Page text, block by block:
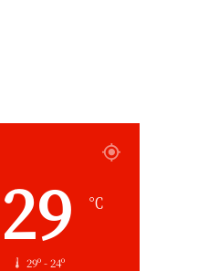
29 ℃
29º - 24º